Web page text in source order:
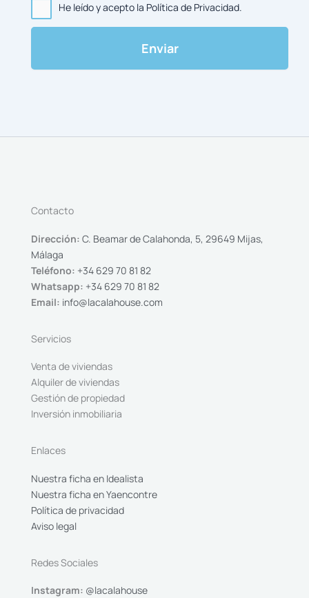
He leído y acepto la Política de Privacidad.
Contacto
Dirección: C. Beamar de Calahonda, 5, 29649 Mijas,
Málaga
Teléfono: +34 629 70 81 82
Whatsapp: +34 629 70 81 82
Email: info@lacalahouse.com
Servicios
Venta de viviendas
Alquiler de viviendas
Gestión de propiedad
Inversión inmobiliaria
Enlaces
Nuestra ficha en Idealista
Nuestra ficha en Yaencontre
Política de privacidad
Aviso legal
Redes Sociales
Instagram: @lacalahouse